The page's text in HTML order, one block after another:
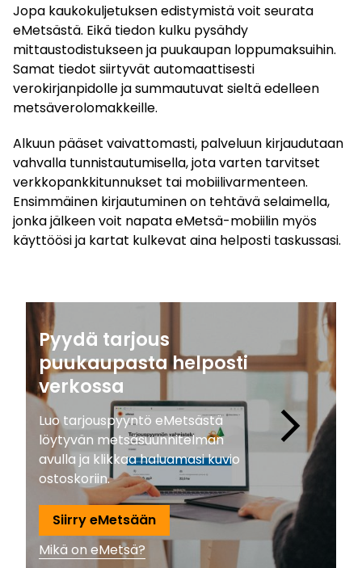
Jopa kauko­kuljetuksen edistymistä voit seurata
eMetsästä. Eikä tiedon kulku pysähdy
mittaustodistukseen ja puukaupan loppumaksuihin.
Samat tiedot siirtyvät automaattisesti
verokirjanpidolle ja summautuvat sieltä edelleen
metsäverolomakkeille.
Alkuun pääset vaivattomasti, palveluun kirjaudutaan
vahvalla tunnistautumisella, jota varten tarvitset
verkkopankkitunnukset tai mobiilivarmenteen.
Ensimmäinen kirjautuminen on tehtävä selaimella,
jonka jälkeen voit napata eMetsä-mobiilin myös
käyttöösi ja kartat kulkevat aina helposti taskussasi.
Pyydä tarjous
puukaupasta helposti
verkossa
Luo tarjouspyyntö eMetsästä
löytyvän metsäsuunnitelman
avulla ja klikkaa haluamasi kuvio
ostoskoriin.
Siirry eMetsään
Mikä on eMetsä?
keyboard_arrow_right